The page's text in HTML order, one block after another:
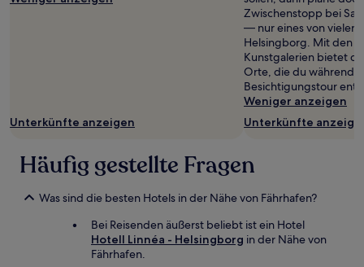
Unterkünfte anzeigen
Zwischenstopp bei
— nur eines von vielen
Helsingborg. Mit den
Kunstgalerien bietet
Orte, die du während
Besichtigungstour
Weniger anzeigen
Unterkünfte
Häufig gestellte Fragen
Was sind die besten Hotels in der Nähe von Fährhafen?
Bei Reisenden äußerst beliebt ist ein Hotel
Hotell Linnéa - Helsingborg in der Nähe von
Fährhafen.